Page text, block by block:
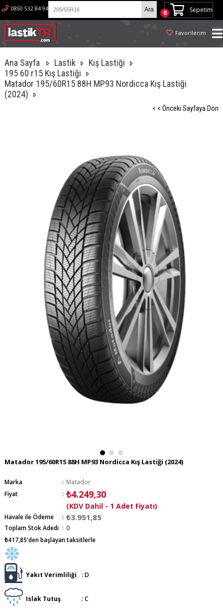
Sepetim
0
Favorilerim
0850 532 84 94
Ana Sayfa Lastik
Kış Lastiği
195 60 r15 Kış Lastiği
Matador 195/60R15 88H MP93 Nordicca Kış Lastiği
(2024)
< < Önceki Sayfaya Dön
Matador 195/60R15 88H MP93 Nordicca Kış Lastiği (2024)
Marka : Matador
Fiyat
: ₺4.249,30
(KDV Dahil - 1 Adet Fiyatı)
Havale ile Ödeme ₺3.951,85
Toplam Stok Adedi : 0
₺417,85'den başlayan taksitlerle
Yakıt Verimliliği : D
Islak Tutuş : C